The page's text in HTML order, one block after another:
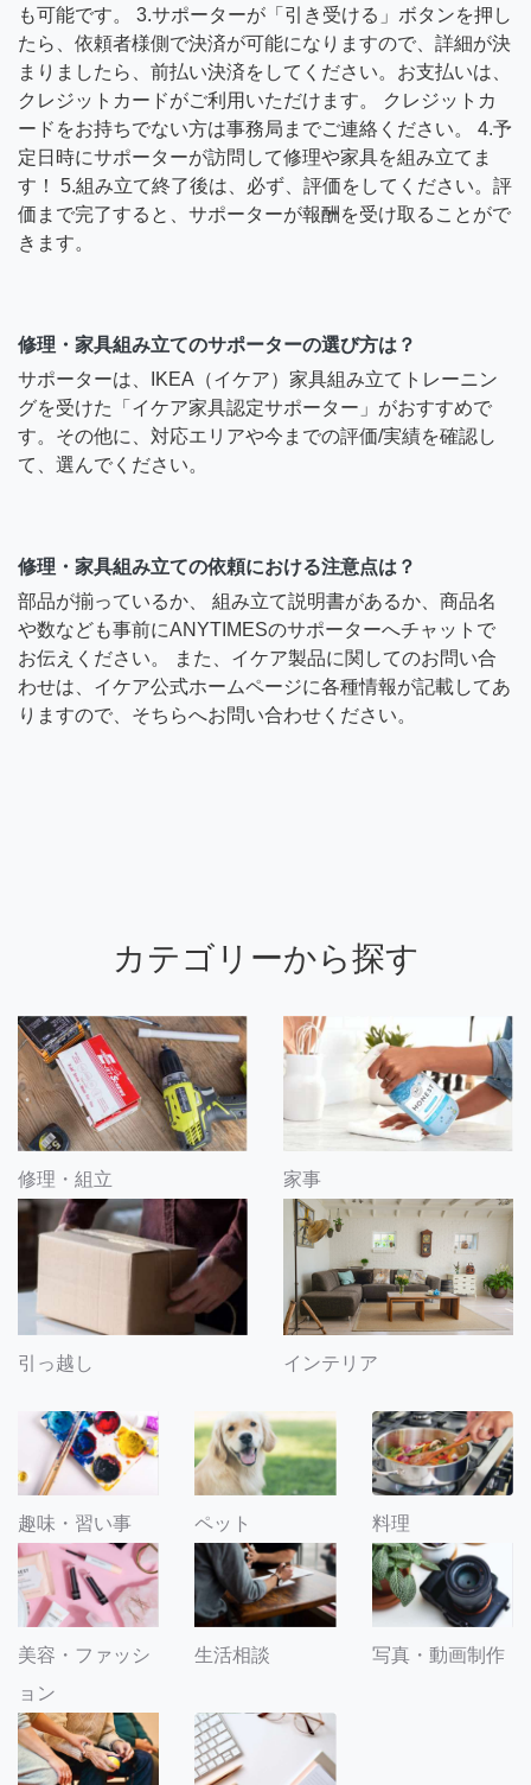
も可能です。 3.サポーターが「引き受ける」ボタンを押し
たら、依頼者様側で決済が可能になりますので、詳細が決
まりましたら、前払い決済をしてください。お支払いは、
クレジットカードがご利用いただけます。 クレジットカ
ードをお持ちでない方は事務局までご連絡ください。 4.予
定日時にサポーターが訪問して修理や家具を組み立てま
す！ 5.組み立て終了後は、必ず、評価をしてください。評
価まで完了すると、サポーターが報酬を受け取ることがで
きます。
修理・家具組み立てのサポーターの選び方は？
サポーターは、IKEA（イケア）家具組み立てトレーニン
グを受けた「イケア家具認定サポーター」がおすすめで
す。その他に、対応エリアや今までの評価/実績を確認し
て、選んでください。
修理・家具組み立ての依頼における注意点は？
部品が揃っているか、 組み立て説明書があるか、商品名
や数なども事前にANYTIMESのサポーターへチャットで
お伝えください。 また、イケア製品に関してのお問い合
わせは、イケア公式ホームページに各種情報が記載してあ
りますので、そちらへお問い合わせください。
カテゴリーから探す
修理・組立 家事
引っ越し インテリア
趣味・習い事 ペット 料理
美容・ファッシ
ョン
生活相談 写真・動画制作